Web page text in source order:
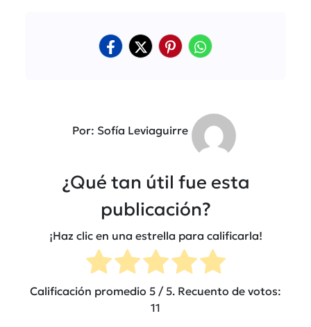
Por: Sofía Leviaguirre
¿Qué tan útil fue esta
publicación?
¡Haz clic en una estrella para calificarla!
Calificación promedio 5 / 5. Recuento de votos:
11